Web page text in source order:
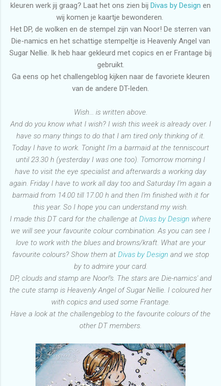
kleuren werk jij graag? Laat het ons zien bij Divas by Design en
wij komen je kaartje bewonderen.
Het DP, de wolken en de stempel zijn van Noor! De sterren van
Die-namics en het schattige stempeltje is Heavenly Angel van
Sugar Nellie. Ik heb haar gekleurd met copics en er Frantage bij
gebruikt.
Ga eens op het challengeblog kijken naar de favoriete kleuren
van de andere DT-leden.
Wish... is written above.
And do you know what I wish? I wish this week is already over. I
have so many things to do that I am tired only thinking of it.
Today I have to work. Tonight I'm a barmaid at the tenniscourt
until 23.30 h (yesterday I was one too). Tomorrow morning I
have to visit the eye specialist and afterwards a working day
again. Friday I have to work all day too and Saturday I'm again a
barmaid from 14.00 till 17.00 h and then I'm finished with it for
this year. So I hope you can understand my wish.
I made this DT card for the challenge at Divas by Design where
we will see your favourite colour combination. As you can see I
love to work with the blues and browns/kraft. What are your
favourite colours? Show them at Divas by Design and we stop
by to admire your card.
DP, clouds and stamp are Noor!'s. The stars are Die-namics' and
the cute stamp is Heavenly Angel of Sugar Nellie. I coloured her
with copics and used some Frantage.
Have a look at the challengeblog to the favourite colours of the
other DT members.